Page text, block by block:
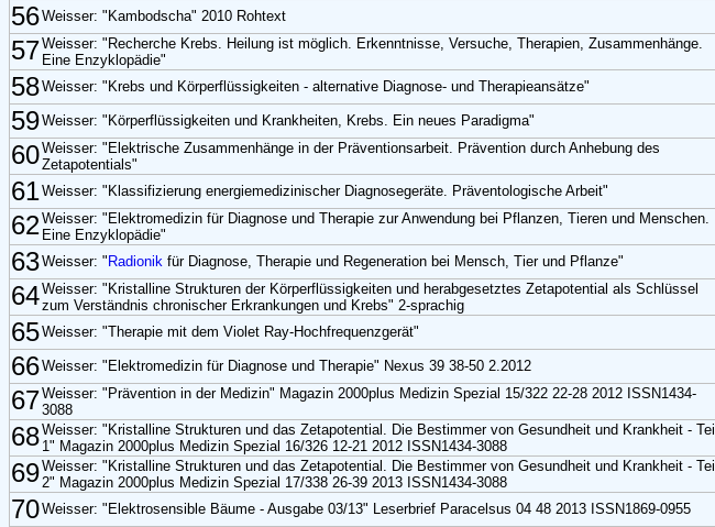
56Weisser: "Kambodscha" 2010 Rohtext
57Weisser: "Recherche Krebs. Heilung ist möglich. Erkenntnisse, Versuche, Therapien, Zusammenhänge.
Eine Enzyklopädie"
58Weisser: "Krebs und Körperflüssigkeiten - alternative Diagnose- und Therapieansätze"
59Weisser: "Körperflüssigkeiten und Krankheiten, Krebs. Ein neues Paradigma"
60Weisser: "Elektrische Zusammenhänge in der Präventionsarbeit. Prävention durch Anhebung des
Zetapotentials"
61Weisser: "Klassifizierung energiemedizinischer Diagnosegeräte. Präventologische Arbeit"
62Weisser: "Elektromedizin für Diagnose und Therapie zur Anwendung bei Pflanzen, Tieren und Menschen.
Eine Enzyklopädie"
63Weisser: " Radionik für Diagnose, Therapie und Regeneration bei Mensch, Tier und Pflanze"
64Weisser: "Kristalline Strukturen der Körperflüssigkeiten und herabgesetztes Zetapotential als Schlüssel
zum Verständnis chronischer Erkrankungen und Krebs" 2-sprachig
65Weisser: "Therapie mit dem Violet Ray-Hochfrequenzgerät"
66Weisser: "Elektromedizin für Diagnose und Therapie" Nexus 39 38-50 2.2012
67Weisser: "Prävention in der Medizin" Magazin 2000plus Medizin Spezial 15/322 22-28 2012 ISSN1434-
3088
68Weisser: "Kristalline Strukturen und das Zetapotential. Die Bestimmer von Gesundheit und Krankheit - Teil
1" Magazin 2000plus Medizin Spezial 16/326 12-21 2012 ISSN1434-3088
69Weisser: "Kristalline Strukturen und das Zetapotential. Die Bestimmer von Gesundheit und Krankheit - Teil
2" Magazin 2000plus Medizin Spezial 17/338 26-39 2013 ISSN1434-3088
70Weisser: "Elektrosensible Bäume - Ausgabe 03/13" Leserbrief Paracelsus 04 48 2013 ISSN1869-0955